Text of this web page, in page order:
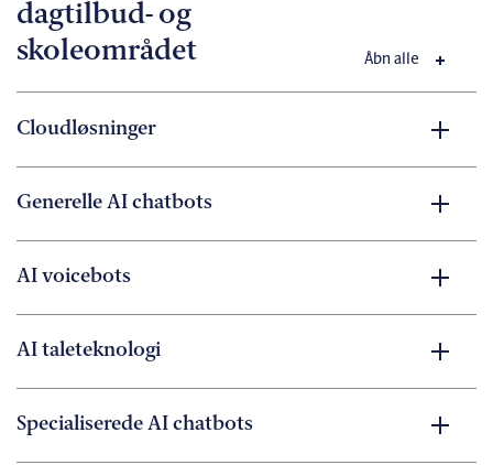
dagtilbud- og
skoleområdet
Åbn alle
Cloudløsninger
Generelle AI chatbots
AI voicebots
AI taleteknologi
Specialiserede AI chatbots